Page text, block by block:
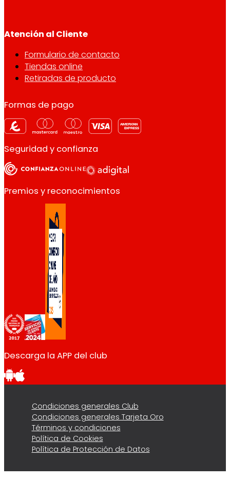
Atención al Cliente
Formulario de contacto
Tiendas online
Retiradas de producto
Formas de pago
Seguridad y confianza
Premios y reconocimientos
Descarga la APP del club
Condiciones generales Club
Condiciones generales Tarjeta Oro
Términos y condiciones
Política de Cookies
Política de Protección de Datos